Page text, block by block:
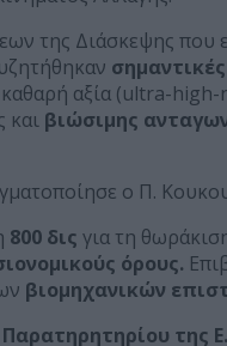
της Διάσκεψης που
σημαντικές
αξία (ultra-
και βιώσιμης
ο Π.
800 δις για τη
όρους.
βιομηχανικών
της